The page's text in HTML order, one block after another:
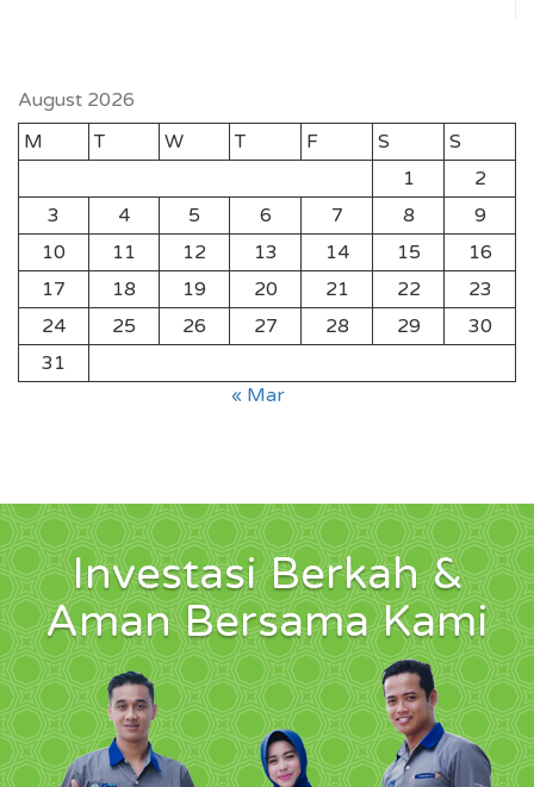
August 2026
M
T W T F S
S
1
2
3
4 5 6 7 8
9
10
11 12 13 14 15
16
17
18 19 20 21 22
23
24
25 26 27 28 29
30
31
« Mar
Investasi Berkah &
Aman Bersama Kami